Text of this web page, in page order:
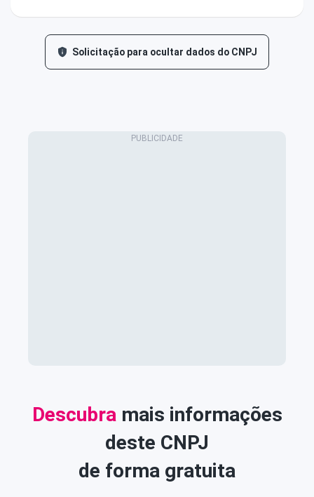
Solicitação para ocultar dados do CNPJ
Descubra mais informações
deste CNPJ
de forma gratuita